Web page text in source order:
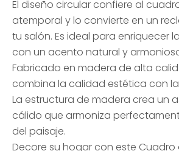
El diseño circular confiere al
atemporal y lo convierte en un
tu salón. Es ideal para enriquecer
con un acento natural y
Fabricado en madera de alta
combina la calidad estética con
La estructura de madera crea un
cálido que armoniza
del paisaje.
Decore su hogar con este